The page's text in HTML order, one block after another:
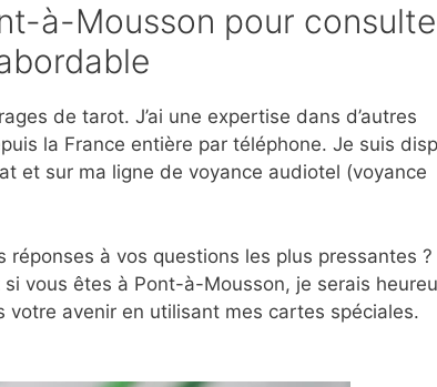
à-Mousson pour
de tarot. J’ai une expertise dans d’autres
la France entière par téléphone. Je suis
et sur ma ligne de voyance audiotel (voyance
à vos questions les plus pressantes ?
vous êtes à Pont-à-Mousson, je serais
avenir en utilisant mes cartes spéciales.